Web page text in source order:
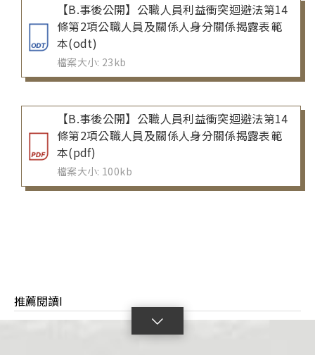
【B.事後公開】公職人員利益衝突迴避法第14
條第2項公職人員及關係人身分關係揭露表範
本(odt)
檔案大小: 23kb
【B.事後公開】公職人員利益衝突迴避法第14
條第2項公職人員及關係人身分關係揭露表範
本(pdf)
檔案大小: 100kb
推薦閱讀I